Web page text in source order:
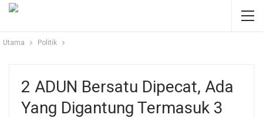
Utama Politik
2 ADUN Bersatu Dipecat, Ada
Yang Digantung Termasuk 3